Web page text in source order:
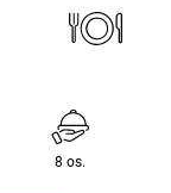
8 os.